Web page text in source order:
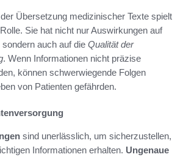
Übersetzung medizinischer Texte spielt
Sie hat nicht nur Auswirkungen auf
auch auf die Qualität der
. Wenn Informationen nicht präzise
können schwerwiegende Folgen
von Patienten gefährden.
sind unerlässlich, um sicherzustellen,
Informationen erhalten. Ungenaue